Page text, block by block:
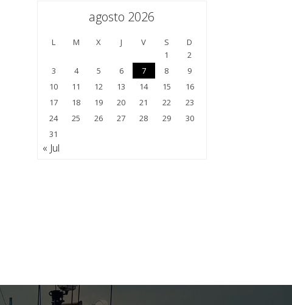
agosto 2026
L M X J V S
D
1
2
3
4 5 6 7 8
9
10
11 12 13 14 15
16
17
18 19 20 21 22
23
24
25 26 27 28 29
30
31
« Jul